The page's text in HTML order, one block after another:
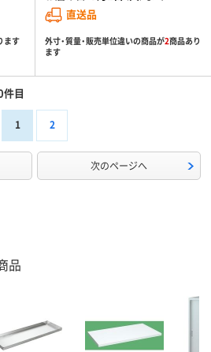
ます
直送品
外寸・質量・販売単位違いの商品が2商品あり
ます
件目
1 2
次のページへ
品